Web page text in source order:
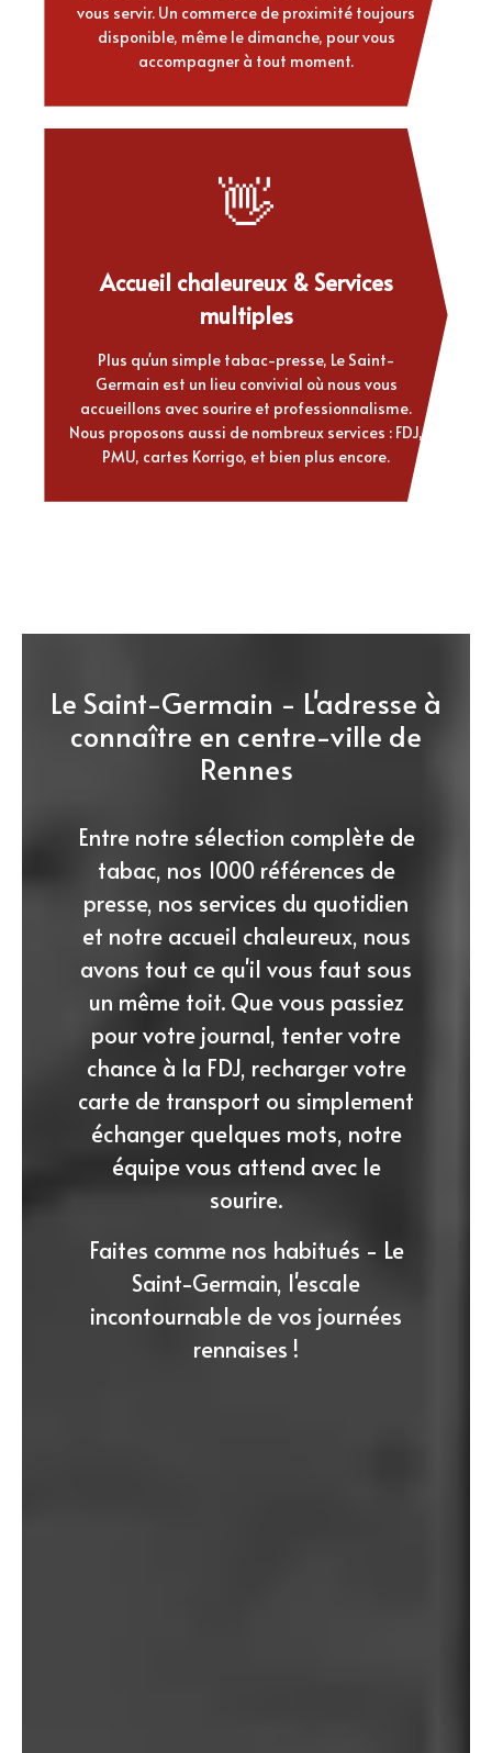
vous servir. Un commerce de proximité toujours
disponible, même le dimanche, pour vous
accompagner à tout moment.
👋
Accueil chaleureux & Services
multiples
Plus qu'un simple tabac-presse, Le Saint-
Germain est un lieu convivial où nous vous
accueillons avec sourire et professionnalisme.
Nous proposons aussi de nombreux services : FDJ,
PMU, cartes Korrigo, et bien plus encore.
Le Saint-Germain - L'adresse à
connaître en centre-ville de
Rennes
Entre notre sélection complète de
tabac, nos 1000 références de
presse, nos services du quotidien
et notre accueil chaleureux, nous
avons tout ce qu'il vous faut sous
un même toit. Que vous passiez
pour votre journal, tenter votre
chance à la FDJ, recharger votre
carte de transport ou simplement
échanger quelques mots, notre
équipe vous attend avec le
sourire.
Faites comme nos habitués - Le
Saint-Germain, l'escale
incontournable de vos journées
rennaises !